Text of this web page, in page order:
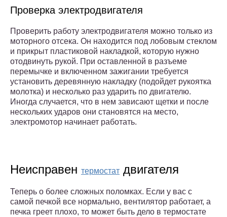
Проверка электродвигателя
Проверить работу электродвигателя можно только из
моторного отсека. Он находится под лобовым стеклом
и прикрыт пластиковой накладкой, которую нужно
отодвинуть рукой. При оставленной в разъеме
перемычке и включенном зажигании требуется
установить деревянную накладку (подойдет рукоятка
молотка) и несколько раз ударить по двигателю.
Иногда случается, что в нем зависают щетки и после
нескольких ударов они становятся на место,
электромотор начинает работать.
Неисправен термостат двигателя
Теперь о более сложных поломках. Если у вас с
самой печкой все нормально, вентилятор работает, а
печка греет плохо, то может быть дело в термостате